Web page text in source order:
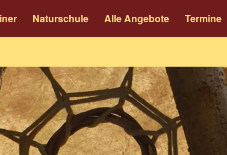
Naturschule Alle Angebote Termine